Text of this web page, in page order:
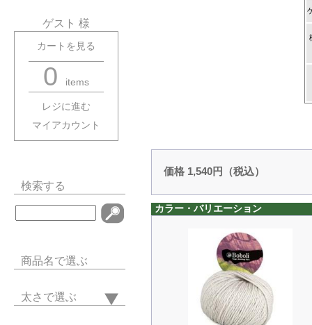
ゲスト 様
カートを見る
0 items
レジに進む
マイアカウント
検索する
商品名で選ぶ
太さで選ぶ
価格 1,540円（税込）
カラー・バリエーション